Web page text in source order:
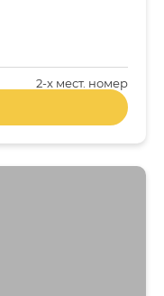
2-x мест. номер